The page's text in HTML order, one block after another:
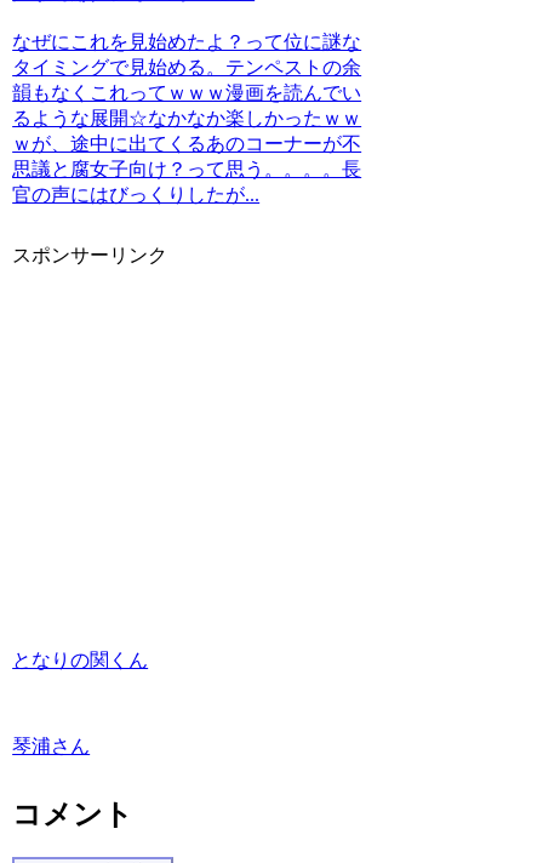
なぜにこれを見始めたよ？って位に謎な
タイミングで見始める。テンペストの余
韻もなくこれってｗｗｗ漫画を読んでい
るような展開☆なかなか楽しかったｗｗ
ｗが、途中に出てくるあのコーナーが不
思議と腐女子向け？って思う。。。。長
官の声にはびっくりしたが...
スポンサーリンク
となりの関くん
琴浦さん
コメント